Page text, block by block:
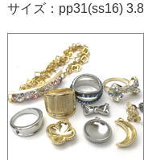
サイズ：pp31(ss16)